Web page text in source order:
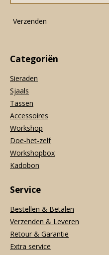
k
a
m
p
Verzenden
Categoriën
Sieraden
Sjaals
Tassen
Accessoires
Workshop
Doe-het-zelf
Workshopbox
Kadobon
Service
Bestellen & Betalen
Verzenden & Leveren
Retour & Garantie
Extra service